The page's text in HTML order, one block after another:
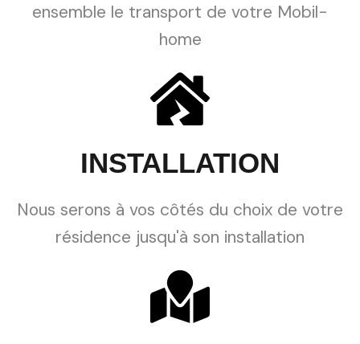
ensemble le transport de votre Mobil-
home
INSTALLATION
Nous serons à vos côtés du choix de votre
résidence jusqu'à son installation